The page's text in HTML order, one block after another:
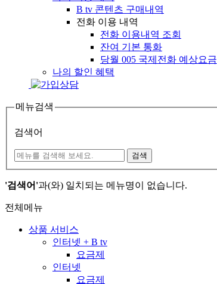
B tv 콘텐츠 구매내역
전화 이용 내역
전화 이용내역 조회
잔여 기본 통화
당월 005 국제전화 예상요금
나의 할인 혜택
메뉴검색
검색어
검색
'검색어'과(와) 일치되는 메뉴명이 없습니다.
전체메뉴
상품 서비스
인터넷 + B tv
요금제
인터넷
요금제